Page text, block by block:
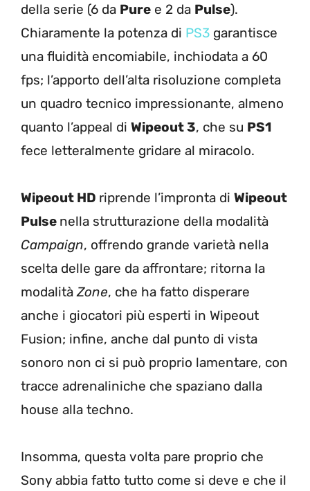
della serie (6 da Pure e 2 da Pulse).
Chiaramente la potenza di PS3 garantisce
una fluidità encomiabile, inchiodata a 60
fps; l’apporto dell’alta risoluzione completa
un quadro tecnico impressionante, almeno
quanto l’appeal di Wipeout 3, che su PS1
fece letteralmente gridare al miracolo.
Wipeout HD riprende l’impronta di Wipeout
Pulse nella strutturazione della modalità
Campaign, offrendo grande varietà nella
scelta delle gare da affrontare; ritorna la
modalità Zone, che ha fatto disperare
anche i giocatori più esperti in Wipeout
Fusion; infine, anche dal punto di vista
sonoro non ci si può proprio lamentare, con
tracce adrenaliniche che spaziano dalla
house alla techno.
Insomma, questa volta pare proprio che
Sony abbia fatto tutto come si deve e che il